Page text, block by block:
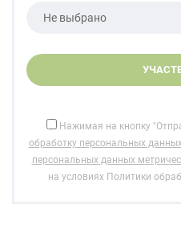
Не выбрано
Нажимая на кнопку
обработку персональных данных
персональных данных
на условиях Политики